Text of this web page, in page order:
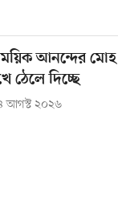
আনন্দের
ঠেলে দিচ্ছে
আগস্ট ২০২৬